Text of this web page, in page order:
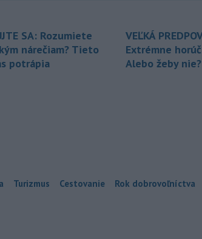
SA: Rozumiete
nárečiam? Tieto
potrápia
VEĽKÁ
Extrémne
Alebo žeby nie?
Turizmus Cestovanie Rok dobrovoľníctva